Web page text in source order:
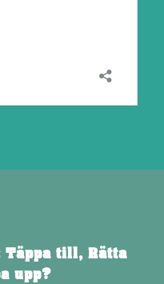
Täppa till, Rätta
upp?